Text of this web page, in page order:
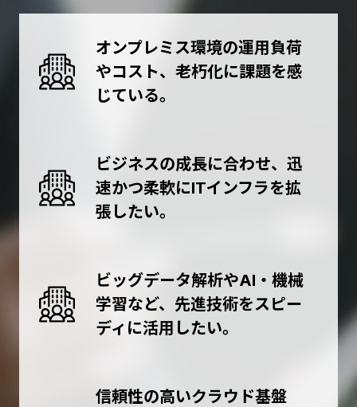
オンプレミス環境の運用負荷
やコスト、老朽化に課題を感
じている。
ビジネスの成長に合わせ、迅
速かつ柔軟にITインフラを拡
張したい。
ビッグデータ解析やAI・機械
学習など、先進技術をスピー
ディに活用したい。
信頼性の高いクラウド基盤